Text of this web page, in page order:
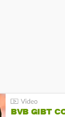
BVB GIBT